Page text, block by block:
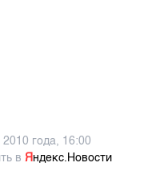
года, 16:00
вЯндекс.Новости